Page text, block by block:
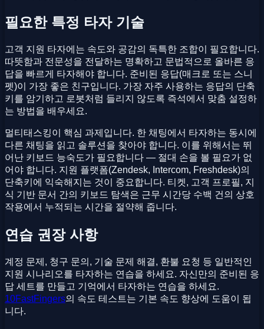
필요한 특정 타자 기술
고객 지원 타자에는 속도와 공감의 독특한 조합이 필요합니다.
따뜻함과 전문성을 전달하는 명확하고 문법적으로 올바른 응
답을 빠르게 타자해야 합니다. 준비된 응답(매크로 또는 스니
펫)이 가장 좋은 친구입니다. 가장 자주 사용하는 응답의 단축
키를 암기하고 로봇처럼 들리지 않도록 즉석에서 맞춤 설정하
는 방법을 배우세요.
멀티태스킹이 핵심 과제입니다. 한 채팅에서 타자하는 동시에
다른 채팅을 읽고 솔루션을 찾아야 합니다. 이를 위해서는 뛰
어난 키보드 능숙도가 필요합니다 — 절대 손을 볼 필요가 없
어야 합니다. 지원 플랫폼(Zendesk, Intercom, Freshdesk)의
단축키에 익숙해지는 것이 중요합니다. 티켓, 고객 프로필, 지
식 기반 문서 간의 키보드 탐색은 근무 시간당 수백 건의 상호
작용에서 누적되는 시간을 절약해 줍니다.
연습 권장 사항
계정 문제, 청구 문의, 기술 문제 해결, 환불 요청 등 일반적인
지원 시나리오를 타자하는 연습을 하세요. 자신만의 준비된 응
답 세트를 만들고 기억에서 타자하는 연습을 하세요.
10FastFingers의 속도 테스트는 기본 속도 향상에 도움이 됩
니다.